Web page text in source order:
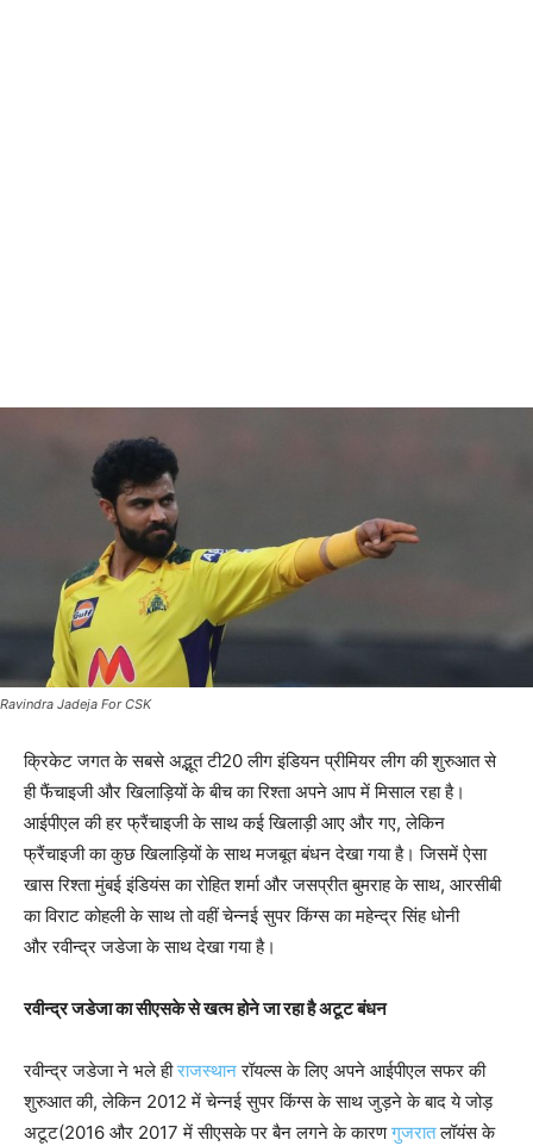
Ravindra Jadeja For CSK
क्रिकेट जगत के सबसे अद्भूत टी20 लीग इंडियन प्रीमियर लीग की शुरुआत से
ही फैंचाइजी और खिलाड़ियों के बीच का रिश्ता अपने आप में मिसाल रहा है।
आईपीएल की हर फ्रैंचाइजी के साथ कई खिलाड़ी आए और गए, लेकिन
फ्रैंचाइजी का कुछ खिलाड़ियों के साथ मजबूत बंधन देखा गया है। जिसमें ऐसा
खास रिश्ता मुंबई इंडियंस का रोहित शर्मा और जसप्रीत बुमराह के साथ, आरसीबी
का विराट कोहली के साथ तो वहीं चेन्नई सुपर किंग्स का महेन्द्र सिंह धोनी
और रवीन्द्र जडेजा के साथ देखा गया है।
रवीन्द्र जडेजा का सीएसके से खत्म होने जा रहा है अटूट बंधन
रवीन्द्र जडेजा ने भले हीराजस्थानरॉयल्स के लिए अपने आईपीएल सफर की
शुरुआत की, लेकिन 2012 में चेन्नई सुपर किंग्स के साथ जुड़ने के बाद ये जोड़
अटूट(2016 और 2017 में सीएसके पर बैन लगने के कारणगुजरातलॉयंस के